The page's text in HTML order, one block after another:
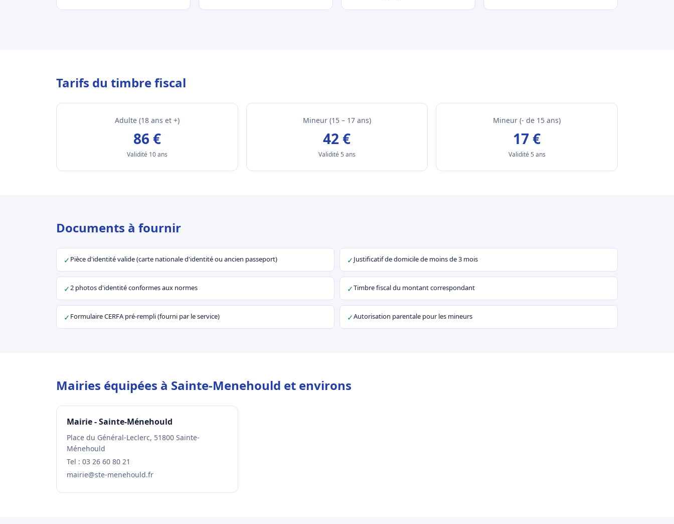
Tarifs du timbre fiscal
Adulte (18 ans et +)
86 €
Validité 10 ans
Mineur (15 – 17 ans)
42 €
Validité 5 ans
Mineur (- de 15 ans)
17 €
Validité 5 ans
Documents à fournir
✓ Pièce d'identité valide (carte nationale d'identité ou ancien passeport) ✓Justificatif de domicile de moins de 3 mois
✓2 photos d'identité conformes aux normes ✓Timbre fiscal du montant correspondant
✓ Formulaire CERFA pré-rempli (fourni par le service) ✓Autorisation parentale pour les mineurs
Mairies équipées à Sainte-Menehould et environs
Mairie - Sainte-Ménehould
Place du Général-Leclerc, 51800 Sainte-
Ménehould
Tel : 03 26 60 80 21
mairie@ste-menehould.fr